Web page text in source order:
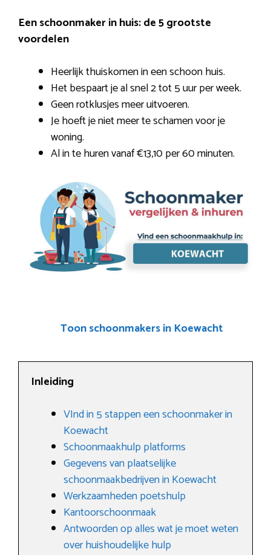
Een schoonmaker in huis: de 5 grootste
voordelen
Heerlijk thuiskomen in een schoon huis.
Het bespaart je al snel 2 tot 5 uur per week.
Geen rotklusjes meer uitvoeren.
Je hoeft je niet meer te schamen voor je
woning.
Al in te huren vanaf €13,10 per 60 minuten.
Toon schoonmakers in Koewacht
Inleiding
VInd in 5 stappen een schoonmaker in
Koewacht
Schoonmaakhulp platforms
Gegevens van plaatselijke
schoonmaakbedrijven in Koewacht
Werkzaamheden poetshulp
Kantoorschoonmaak
Antwoorden op alles wat je moet weten
over huishoudelijke hulp